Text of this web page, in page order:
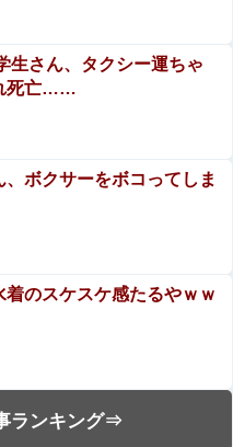
生さん、タクシー運ちゃ
死亡……
、ボクサーをボコってしま
着のスケスケ感たるやｗｗ
ランキング⇒